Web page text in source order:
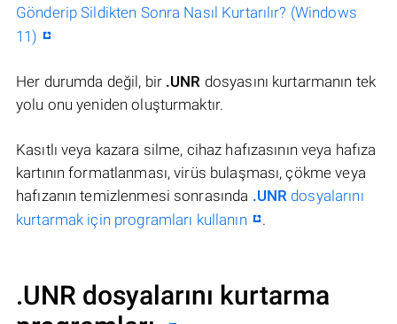
Gönderip Sildikten Sonra Nasıl Kurtarılır? (Windows
11)
Her durumda değil, bir .UNR dosyasını kurtarmanın tek
yolu onu yeniden oluşturmaktır.
Kasıtlı veya kazara silme, cihaz hafızasının veya hafıza
kartının formatlanması, virüs bulaşması, çökme veya
hafızanın temizlenmesi sonrasında .UNR dosyalarını
kurtarmak için programları kullanın
.
.UNR dosyalarını kurtarma